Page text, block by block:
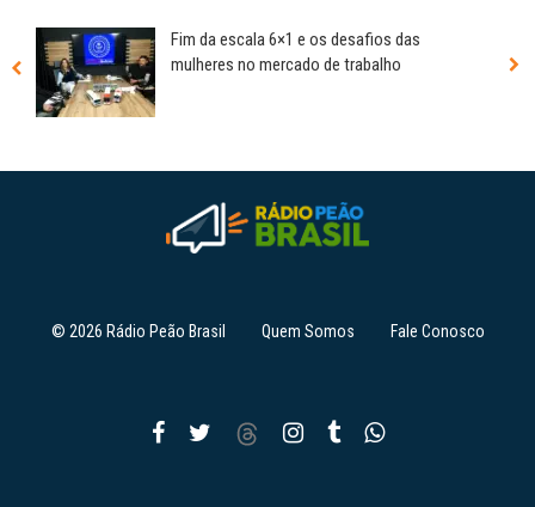
Fim da escala 6×1 e os desafios das
mulheres no mercado de trabalho
© 2026 Rádio Peão Brasil Quem Somos Fale Conosco